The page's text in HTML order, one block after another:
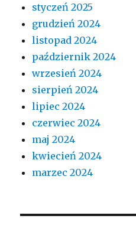
styczeń 2025
grudzień 2024
listopad 2024
październik 2024
wrzesień 2024
sierpień 2024
lipiec 2024
czerwiec 2024
maj 2024
kwiecień 2024
marzec 2024